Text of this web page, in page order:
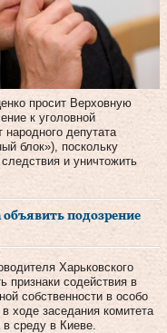
просит Верховную
к уголовной
народного депутата
блок»), поскольку
и уничтожить
подозрение
Харьковского
признаки содействия в
собственности в особо
ходе заседания комитета
среду в Киеве.